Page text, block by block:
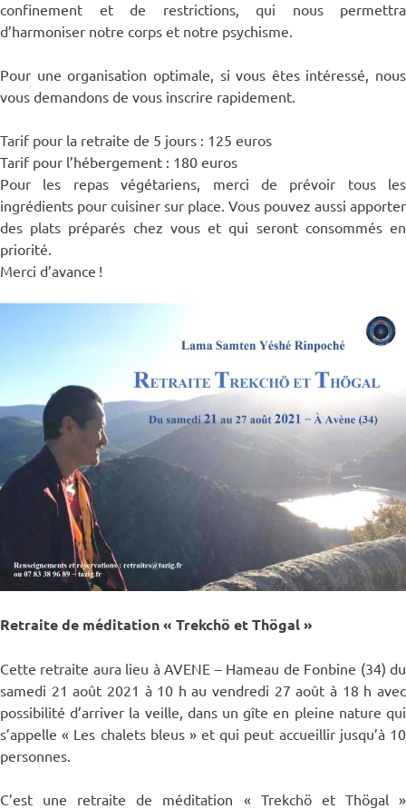
confinement et de restrictions, qui nous permettra
d’harmoniser notre corps et notre psychisme.
Pour une organisation optimale, si vous êtes intéressé, nous
vous demandons de vous inscrire rapidement.
Tarif pour la retraite de 5 jours : 125 euros
Tarif pour l’hébergement : 180 euros
Pour les repas végétariens, merci de prévoir tous les
ingrédients pour cuisiner sur place. Vous pouvez aussi apporter
des plats préparés chez vous et qui seront consommés en
priorité.
Merci d’avance !
Retraite de méditation « Trekchö et Thögal »
Cette retraite aura lieu à AVENE – Hameau de Fonbine (34) du
samedi 21 août 2021 à 10 h au vendredi 27 août à 18 h avec
possibilité d’arriver la veille, dans un gîte en pleine nature qui
s’appelle « Les chalets bleus » et qui peut accueillir jusqu’à 10
personnes.
C’est une retraite de méditation « Trekchö et Thögal »